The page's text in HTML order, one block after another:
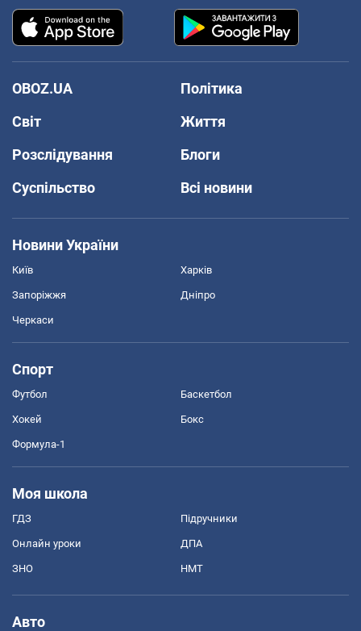
OBOZ.UA
Політика
Світ
Життя
Розслідування
Блоги
Суспільство
Всі новини
Новини України
Київ Харків
Запоріжжя Дніпро
Черкаси
Спорт
Футбол Баскетбол
Хокей Бокс
Формула-1
Моя школа
ГДЗ Підручники
Онлайн уроки ДПА
ЗНО НМТ
Авто